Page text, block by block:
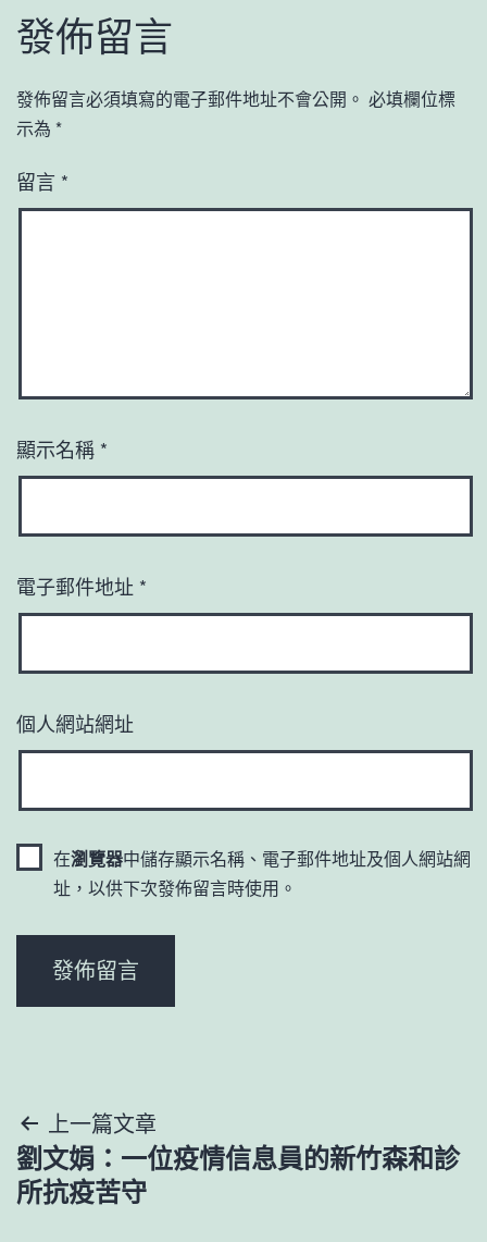
發佈留言
發佈留言必須填寫的電子郵件地址不會公開。 必填欄位標
示為 *
留言 *
顯示名稱 *
電子郵件地址 *
個人網站網址
在瀏覽器中儲存顯示名稱、電子郵件地址及個人網站網
址，以供下次發佈留言時使用。
文
章
上一篇文章
劉文娟：一位疫情信息員的新竹森和診
所抗疫苦守